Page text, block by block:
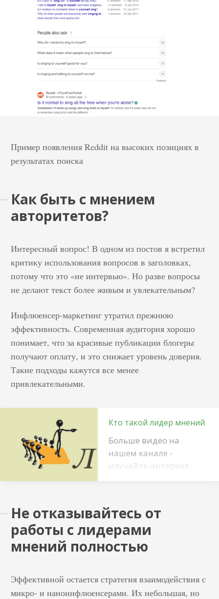
Пример появления Reddit на высоких позициях в
результатах поиска
Как быть с мнением
авторитетов?
Интересный вопрос! В одном из постов я встретил
критику использования вопросов в заголовках,
потому что это «не интервью». Но разве вопросы
не делают текст более живым и увлекательным?
Инфлюенсер-маркетинг утратил прежнюю
эффективность. Современная аудитория хорошо
понимает, что за красивые публикации блогеры
получают оплату, и это снижает уровень доверия.
Такие подходы кажутся все менее
привлекательными.
Кто такой лидер мнений
Больше видео на
нашем канале -
изучайте интернет-
прислушиваются. Им
подражают. Многие
люди смотрят, как
одеваются
пытаются подражать
их стилю. Кто-то
Не отказывайтесь от
работы с лидерами
мнений полностью
Эффективной остается стратегия взаимодействия с
микро- и наноинфлюенсерами. Их небольшая, но